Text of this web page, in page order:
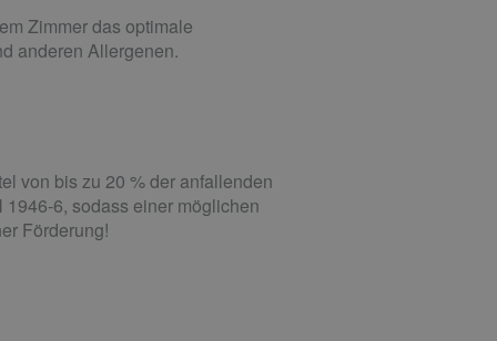
Zimmer das optimale
anderen Allergenen.
von bis zu 20 % der anfallenden
6, sodass einer möglichen
Förderung!